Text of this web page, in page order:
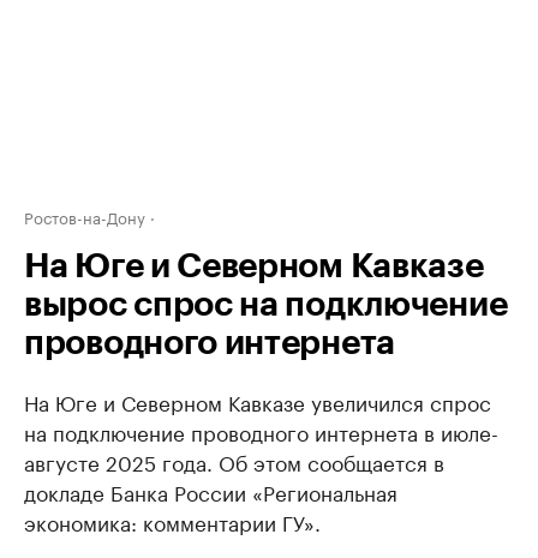
Ростов-на-Дону
На Юге и Северном Кавказе
вырос спрос на подключение
проводного интернета
На Юге и Северном Кавказе увеличился спрос
на подключение проводного интернета в июле-
августе 2025 года. Об этом сообщается в
докладе Банка России «Региональная
экономика: комментарии ГУ».